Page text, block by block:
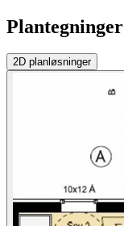
Plantegninger
2D planløsninger